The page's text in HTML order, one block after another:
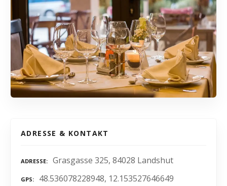
ADRESSE & KONTAKT
ADRESSE Grasgasse 325, 84028 Landshut
GPS 48.536078228948, 12.153527646649